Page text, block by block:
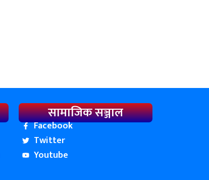
सामाजिक सञ्जाल
Facebook
Twitter
Youtube